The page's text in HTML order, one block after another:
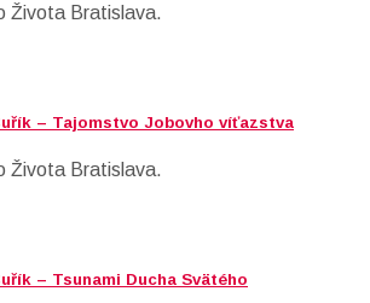
Života Bratislava.
– Tajomstvo Jobovho víťazstva
Života Bratislava.
– Tsunami Ducha Svätého